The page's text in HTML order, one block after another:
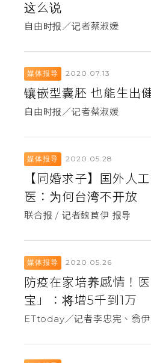
这么说
自由时报／记者蔡淑媛
媒体报导 2020.07.13
镶嵌型囊胚 也能生出
自由时报／记者蔡淑媛
媒体报导 2020.05.28
【同婚求子】国外人
医：为何台湾不开放
联合报 / 记者魏莨伊 报导
媒体报导 2020.05.26
防疫在家培养感情！
宝」：将增5千到1万
ETtoday／记者李忠宪、翁